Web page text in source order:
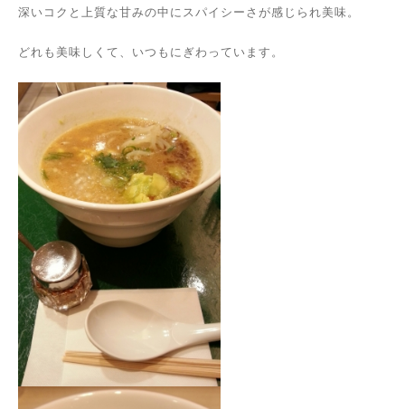
深いコクと上質な甘みの中にスパイシーさが感じられ美味。
どれも美味しくて、いつもにぎわっています。